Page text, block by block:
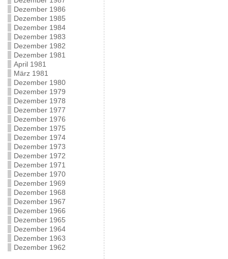
Dezember 1986
Dezember 1985
Dezember 1984
Dezember 1983
Dezember 1982
Dezember 1981
April 1981
März 1981
Dezember 1980
Dezember 1979
Dezember 1978
Dezember 1977
Dezember 1976
Dezember 1975
Dezember 1974
Dezember 1973
Dezember 1972
Dezember 1971
Dezember 1970
Dezember 1969
Dezember 1968
Dezember 1967
Dezember 1966
Dezember 1965
Dezember 1964
Dezember 1963
Dezember 1962